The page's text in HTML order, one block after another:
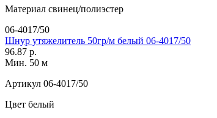
Материал свинец/полиэстер
06-4017/50
Шнур утяжелитель 50гр/м белый 06-4017/50
96.87 р.
Мин. 50 м
Артикул 06-4017/50
Цвет белый